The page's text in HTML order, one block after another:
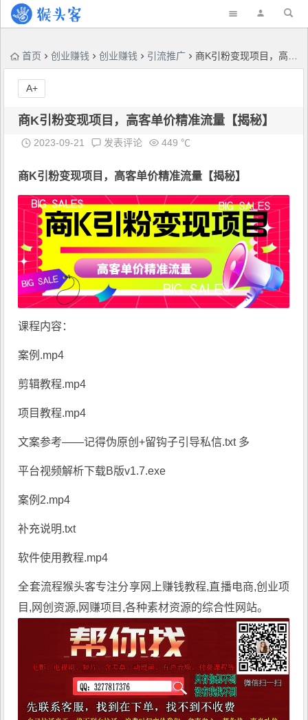
首页 创业赚钱 创业赚钱 引流推广 商K引粉变现项目，高客单价精准流量【揭秘】
商K引粉变现项目，高客单价精准流量【揭秘】
2023-09-21 发表评论 449 ℃
商K引粉变现项目 ，高客单价精准流量【揭秘】
课程内容：
案例.mp4
剪辑教程.mp4
项目教程.mp4
文案参考——记得伪原创+留钩子引导私信.txt 多
平台视频解析下载B版v1.7.exe
案例2.mp4
补充说明.txt
软件使用教程.mp4
全套流程猴头客专注分享网上赚钱教程,直播电商,创业项
目,网创资源, 网赚项目 ,各种素材资源的综合性网站。
A+